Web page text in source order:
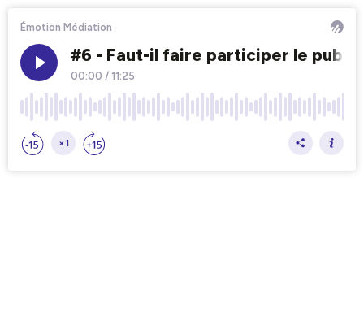
Émotion Médiation
#6 - Faut-il faire participer le public
00:00 / 11:25
×1